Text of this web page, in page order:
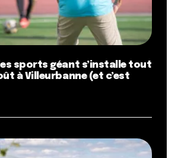
sports géant s’installe tout
à Villeurbanne (et c’est